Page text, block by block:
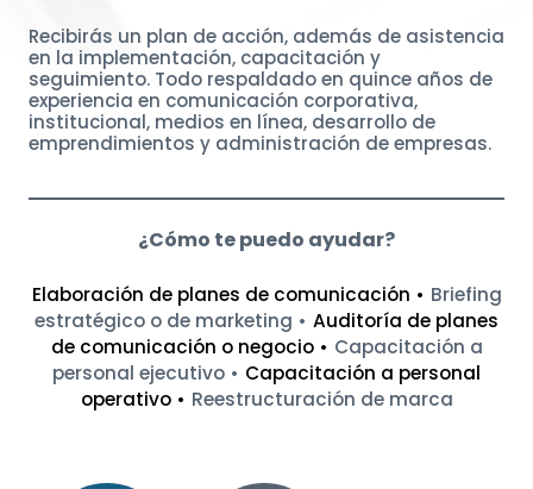
Recibirás un plan de acción, además de asistencia
en la implementación, capacitación y
seguimiento. Todo respaldado en quince años de
experiencia en comunicación corporativa,
institucional, medios en línea, desarrollo de
emprendimientos y administración de empresas.
¿Cómo te puedo ayudar?
Elaboración de planes de comunicación
Briefing
estratégico o de marketing
Auditoría de planes
de comunicación o negocio
Capacitación a
personal ejecutivo
Capacitación a personal
operativo
Reestructuración de marca